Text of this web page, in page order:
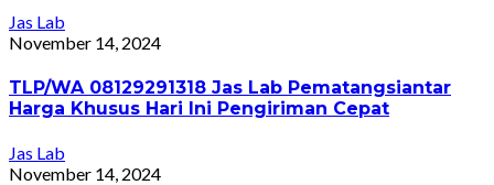
Jas Lab
November 14, 2024
TLP/WA 08129291318 Jas Lab Pematangsiantar
Harga Khusus Hari Ini Pengiriman Cepat
Jas Lab
November 14, 2024